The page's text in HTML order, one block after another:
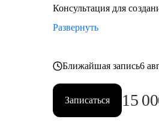
Консультация для
Развернуть
Ближайшая запись6
Записаться 15